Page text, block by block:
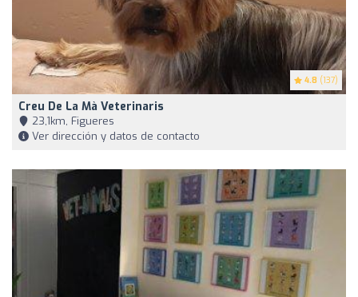
4.8 (137)
Creu De La Mà Veterinaris
23,1km, Figueres
Ver dirección y datos de contacto